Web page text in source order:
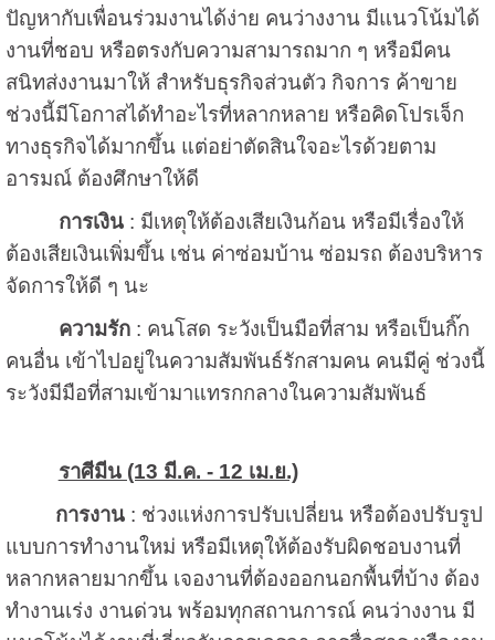
ปัญหากับเพื่อนร่วมงานได้ง่าย คนว่างงาน มีแนวโน้มได้
งานที่ชอบ หรือตรงกับความสามารถมาก ๆ หรือมีคน
สนิทส่งงานมาให้ สำหรับธุรกิจส่วนตัว กิจการ ค้าขาย
ช่วงนี้มีโอกาสได้ทำอะไรที่หลากหลาย หรือคิดโปรเจ็ก
ทางธุรกิจได้มากขึ้น แต่อย่าตัดสินใจอะไรด้วยตาม
อารมณ์ ต้องศึกษาให้ดี
การเงิน: มีเหตุให้ต้องเสียเงินก้อน หรือมีเรื่องให้
ต้องเสียเงินเพิ่มขึ้น เช่น ค่าซ่อมบ้าน ซ่อมรถ ต้องบริหาร
จัดการให้ดี ๆ นะ
ความรัก: คนโสด ระวังเป็นมือที่สาม หรือเป็นกิ๊ก
คนอื่น เข้าไปอยู่ในความสัมพันธ์รักสามคน คนมีคู่ ช่วงนี้
ระวังมีมือที่สามเข้ามาแทรกกลางในความสัมพันธ์
ราศีมีน (13 มี.ค. - 12 เม.ย.)
การงาน: ช่วงแห่งการปรับเปลี่ยน หรือต้องปรับรูป
แบบการทำงานใหม่ หรือมีเหตุให้ต้องรับผิดชอบงานที่
หลากหลายมากขึ้น เจองานที่ต้องออกนอกพื้นที่บ้าง ต้อง
ทำงานเร่ง งานด่วน พร้อมทุกสถานการณ์ คนว่างงาน มี